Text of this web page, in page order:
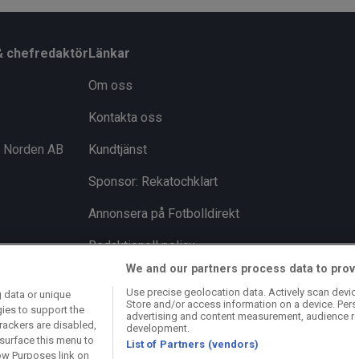
chefredaktör
AB
Länkar
Om oss
Kontakta oss
Kundtjänst
Sponsor: Rekatochklart
Annonsera på Fotbolldirekt
Redaktionell policy
Personuppgiftspolicy
Cookiepolicy
Arkiv
data or unique
to support the
are disabled,
this menu to
Purposes link on
We and our partners process data to
Use precise geolocation data. Actively scan
Store and/or access information on a device.
advertising and content measurement, audience
development.
List of Partners (vendors)